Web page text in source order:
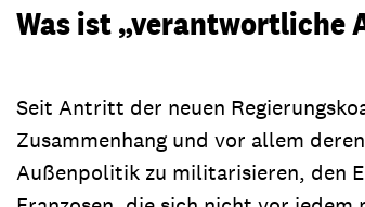
Was ist „verantwortliche
Seit Antritt der neuen
Zusammenhang und vor allem
Außenpolitik zu militarisieren, den